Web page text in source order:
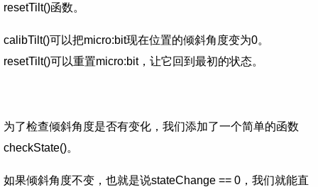
resetTilt()函数。
calibTilt()可以把micro:bit现在位置的倾斜角度变为0。
resetTilt()可以重置micro:bit，让它回到最初的状态。
为了检查倾斜角度是否有变化，我们添加了一个简单的函数
checkState()。
如果倾斜角度不变，也就是说stateChange == 0，我们就能直